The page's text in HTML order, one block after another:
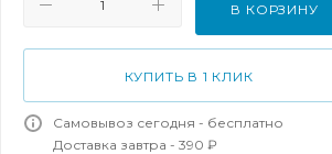
В КОРЗИНУ
КУПИТЬ В 1 КЛИК
Самовывоз сегодня - бесплатно
Доставка завтра - 390 ₽